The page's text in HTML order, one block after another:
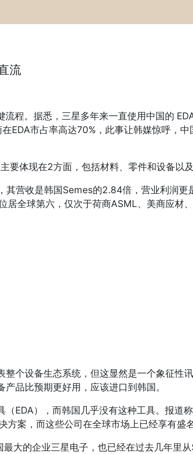
流
程。据悉，三星多年来一直使用中国的
EDA市占率高达70%，此事让韩媒惊呼，
要体现在2方面，包括材料、零件和设备以
其营收是韩国Semes的2.84倍，营业利润
居全球第六，仅次于荷商ASML、美商应材
个设备生态系统，但这显然是一个象征性
品比预期更好用，应该进口到韩国。
EDA），而韩国几乎没有这种工具。报道
案，而这些公司在全球市场上已经享有盛名
大的企业三星电子，也已经在过去几年里